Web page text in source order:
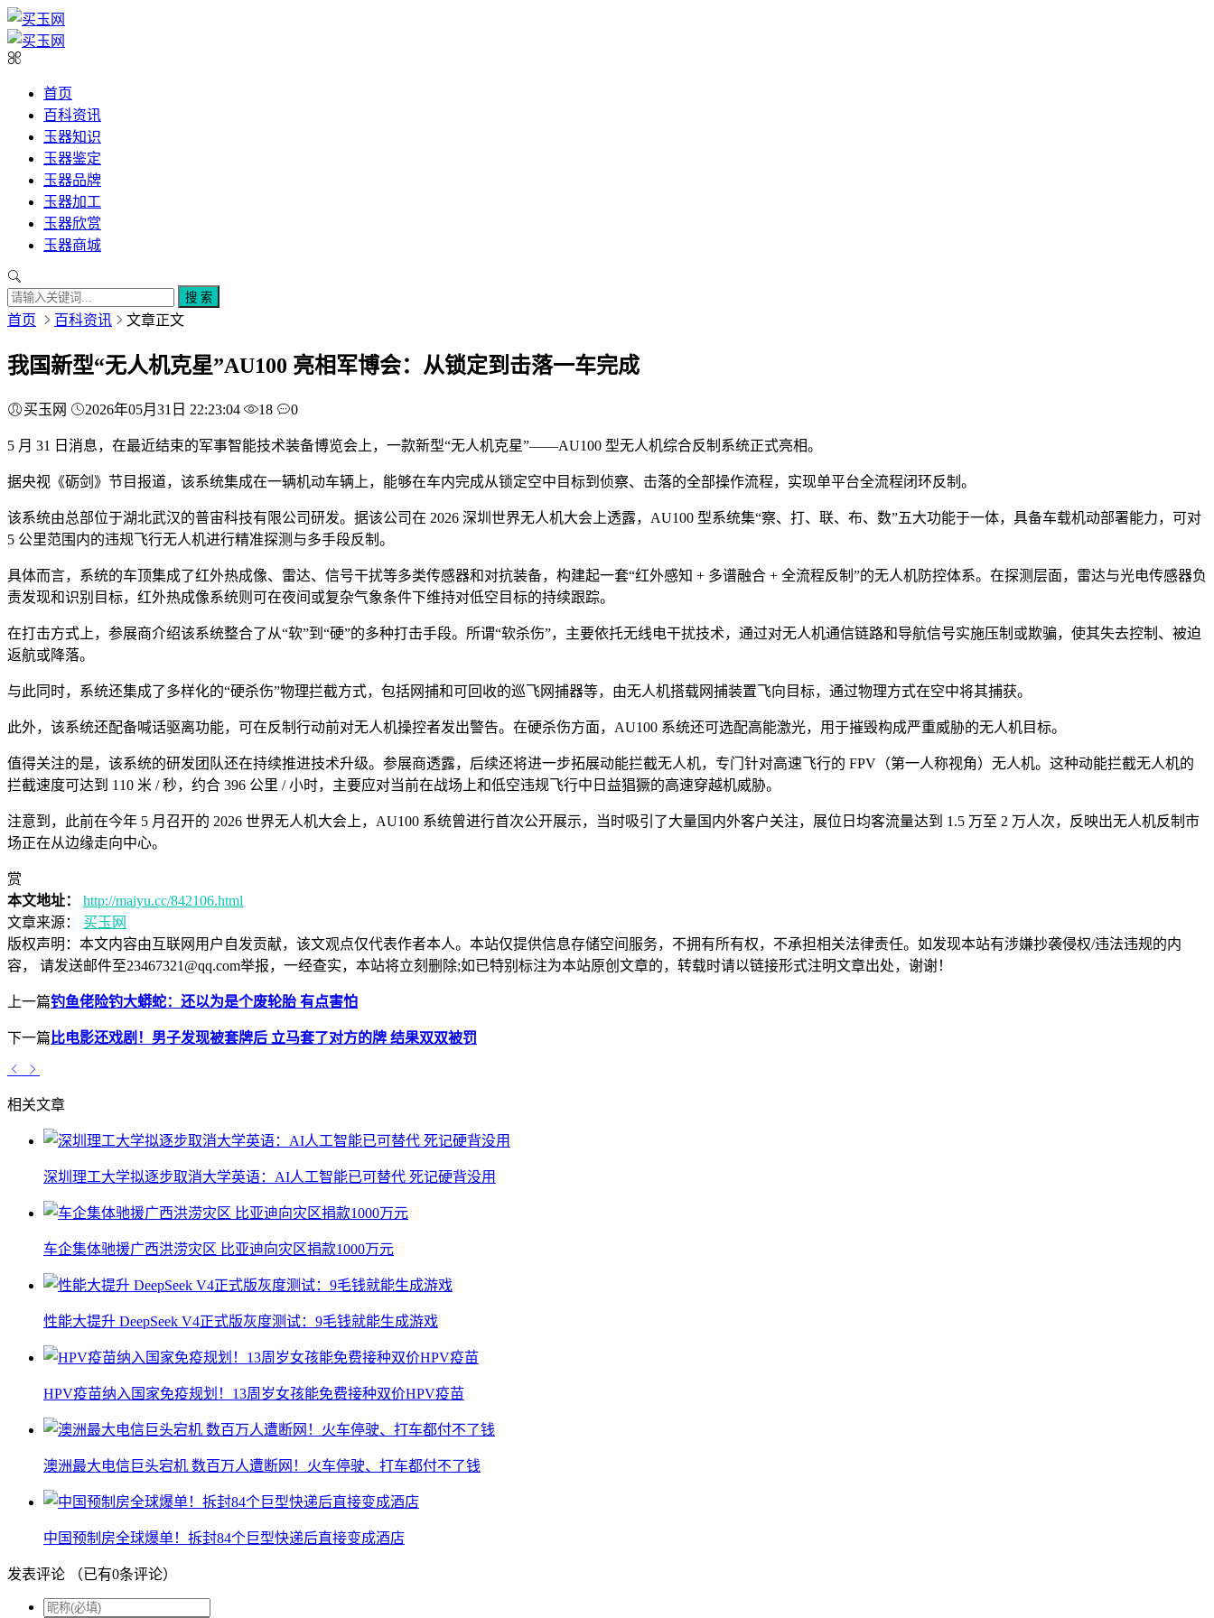
首页
百科资讯
玉器知识
玉器鉴定
玉器品牌
玉器加工
玉器欣赏
玉器商城
搜 索
首页 百科资讯 文章正文
我国新型“无人机克星”AU100 亮相军博会：从锁定到击落一车完成
买玉网 2026年05月31日 22:23:04 18 0
5 月 31 日消息，在最近结束的军事智能技术装备博览会上，一款新型“无人机克星”——AU100 型无人机综合反制系统正式亮相。
据央视《砺剑》节目报道，该系统集成在一辆机动车辆上，能够在车内完成从锁定空中目标到侦察、击落的全部操作流程，实现单平台全流程闭环反制。
该系统由总部位于湖北武汉的普宙科技有限公司研发。据该公司在 2026 深圳世界无人机大会上透露，AU100 型系统集“察、打、联、布、数”五大功能于一体，具备车载机动部署能力，可对
5 公里范围内的违规飞行无人机进行精准探测与多手段反制。
具体而言，系统的车顶集成了红外热成像、雷达、信号干扰等多类传感器和对抗装备，构建起一套“红外感知 + 多谱融合 + 全流程反制”的无人机防控体系。在探测层面，雷达与光电传感器负
责发现和识别目标，红外热成像系统则可在夜间或复杂气象条件下维持对低空目标的持续跟踪。
在打击方式上，参展商介绍该系统整合了从“软”到“硬”的多种打击手段。所谓“软杀伤”，主要依托无线电干扰技术，通过对无人机通信链路和导航信号实施压制或欺骗，使其失去控制、被迫
返航或降落。
与此同时，系统还集成了多样化的“硬杀伤”物理拦截方式，包括网捕和可回收的巡飞网捕器等，由无人机搭载网捕装置飞向目标，通过物理方式在空中将其捕获。
此外，该系统还配备喊话驱离功能，可在反制行动前对无人机操控者发出警告。在硬杀伤方面，AU100 系统还可选配高能激光，用于摧毁构成严重威胁的无人机目标。
值得关注的是，该系统的研发团队还在持续推进技术升级。参展商透露，后续还将进一步拓展动能拦截无人机，专门针对高速飞行的 FPV（第一人称视角）无人机。这种动能拦截无人机的
拦截速度可达到 110 米 / 秒，约合 396 公里 / 小时，主要应对当前在战场上和低空违规飞行中日益猖獗的高速穿越机威胁。
注意到，此前在今年 5 月召开的 2026 世界无人机大会上，AU100 系统曾进行首次公开展示，当时吸引了大量国内外客户关注，展位日均客流量达到 1.5 万至 2 万人次，反映出无人机反制市
场正在从边缘走向中心。
赏
本文地址：
http://maiyu.cc/842106.html
文章来源：
买玉网
版权声明： 本文内容由互联网用户自发贡献，该文观点仅代表作者本人。本站仅提供信息存储空间服务，不拥有所有权，不承担相关法律责任。如发现本站有涉嫌抄袭侵权/违法违规的内
容， 请发送邮件至23467321@qq.com举报，一经查实，本站将立刻删除;如已特别标注为本站原创文章的，转载时请以链接形式注明文章出处，谢谢！
上一篇钓鱼佬险钓大蟒蛇：还以为是个废轮胎 有点害怕
下一篇 比电影还戏剧！男子发现被套牌后 立马套了对方的牌 结果双双被罚
相关文章
深圳理工大学拟逐步取消大学英语：AI人工智能已可替代 死记硬背没用
车企集体驰援广西洪涝灾区 比亚迪向灾区捐款1000万元
性能大提升 DeepSeek V4正式版灰度测试：9毛钱就能生成游戏
HPV疫苗纳入国家免疫规划！13周岁女孩能免费接种双价HPV疫苗
澳洲最大电信巨头宕机 数百万人遭断网！火车停驶、打车都付不了钱
中国预制房全球爆单！拆封84个巨型快递后直接变成酒店
发表评论 （已有0条评论）